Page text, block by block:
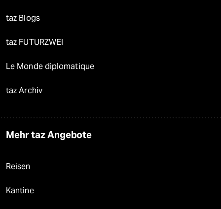
taz Blogs
taz FUTURZWEI
Le Monde diplomatique
taz Archiv
Mehr taz Angebote
Reisen
Kantine